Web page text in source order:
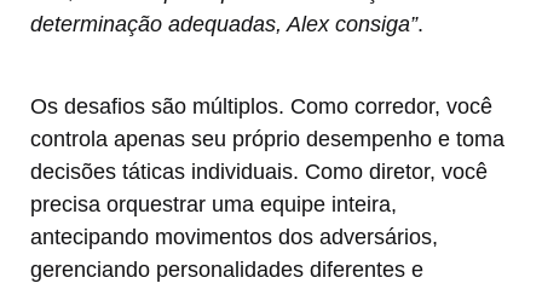
determinação adequadas, Alex consiga”.
Os desafios são múltiplos. Como corredor, você
controla apenas seu próprio desempenho e toma
decisões táticas individuais. Como diretor, você
precisa orquestrar uma equipe inteira,
antecipando movimentos dos adversários,
gerenciando personalidades diferentes e